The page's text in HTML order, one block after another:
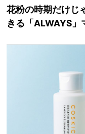
花粉の時期だけじ
きる「ALWAYS」